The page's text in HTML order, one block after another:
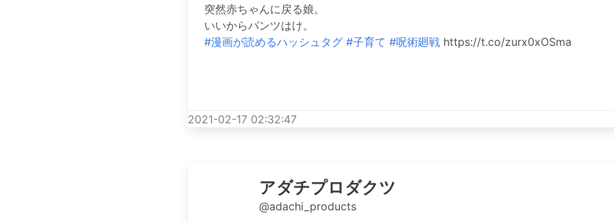
突然赤ちゃんに戻る娘。
いいからパンツはけ。
#漫画が読めるハッシュタグ #子育て #呪術廻戦https://t.co/zurx0xOSma
2021-02-17 02:32:47
アダチプロダクツ
@adachi_products